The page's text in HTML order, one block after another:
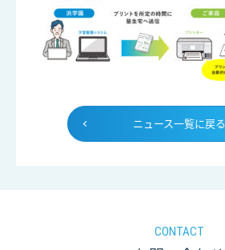
ニュース一覧に戻る
CONTACT